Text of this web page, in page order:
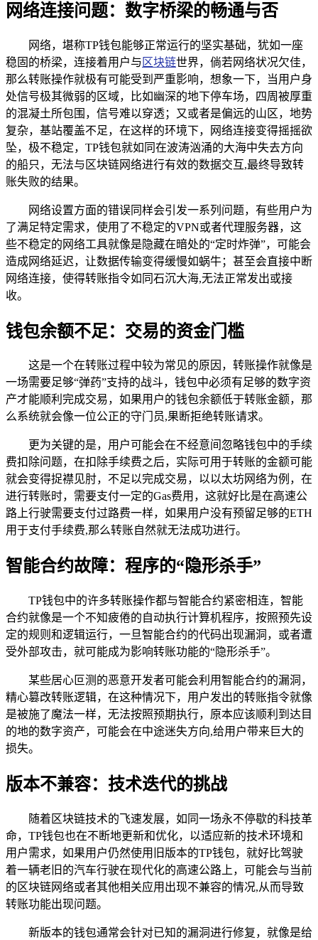
网络连接问题：数字桥梁的畅通与否
网络，堪称TP钱包能够正常运行的坚实基础，犹如一座
稳固的桥梁，连接着用户与 区块链世界，倘若网络状况欠佳，
那么转账操作就极有可能受到严重影响，想象一下，当用户身
处信号极其微弱的区域，比如幽深的地下停车场，四周被厚重
的混凝土所包围，信号难以穿透；又或者是偏远的山区，地势
复杂，基站覆盖不足，在这样的环境下，网络连接变得摇摇欲
坠，极不稳定，TP钱包就如同在波涛汹涌的大海中失去方向
的船只，无法与区块链网络进行有效的数据交互,最终导致转
账失败的结果。
网络设置方面的错误同样会引发一系列问题，有些用户为
了满足特定需求，使用了不稳定的VPN或者代理服务器，这
些不稳定的网络工具就像是隐藏在暗处的“定时炸弹”，可能会
造成网络延迟，让数据传输变得缓慢如蜗牛；甚至会直接中断
网络连接，使得转账指令如同石沉大海,无法正常发出或接
收。
钱包余额不足：交易的资金门槛
这是一个在转账过程中较为常见的原因，转账操作就像是
一场需要足够“弹药”支持的战斗，钱包中必须有足够的数字资
产才能顺利完成交易，如果用户的钱包余额低于转账金额，那
么系统就会像一位公正的守门员,果断拒绝转账请求。
更为关键的是，用户可能会在不经意间忽略钱包中的手续
费扣除问题，在扣除手续费之后，实际可用于转账的金额可能
就会变得捉襟见肘，不足以完成交易，以以太坊网络为例，在
进行转账时，需要支付一定的Gas费用，这就好比是在高速公
路上行驶需要支付过路费一样，如果用户没有预留足够的ETH
用于支付手续费,那么转账自然就无法成功进行。
智能合约故障：程序的“隐形杀手”
TP钱包中的许多转账操作都与智能合约紧密相连，智能
合约就像是一个不知疲倦的自动执行计算机程序，按照预先设
定的规则和逻辑运行，一旦智能合约的代码出现漏洞，或者遭
受外部攻击，就可能成为影响转账功能的“隐形杀手”。
某些居心叵测的恶意开发者可能会利用智能合约的漏洞，
精心篡改转账逻辑，在这种情况下，用户发出的转账指令就像
是被施了魔法一样，无法按照预期执行，原本应该顺利到达目
的地的数字资产，可能会在中途迷失方向,给用户带来巨大的
损失。
版本不兼容：技术迭代的挑战
随着区块链技术的飞速发展，如同一场永不停歇的科技革
命，TP钱包也在不断地更新和优化，以适应新的技术环境和
用户需求，如果用户仍然使用旧版本的TP钱包，就好比驾驶
着一辆老旧的汽车行驶在现代化的高速公路上，可能会与当前
的区块链网络或者其他相关应用出现不兼容的情况,从而导致
转账功能出现问题。
新版本的钱包通常会针对已知的漏洞进行修复，就像是给